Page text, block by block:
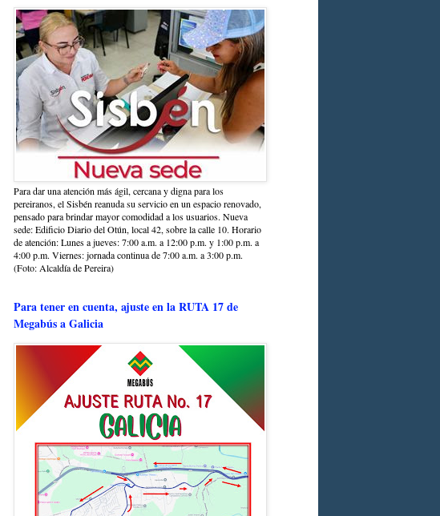
Para dar una atención más ágil, cercana y digna para los
pereiranos, el Sisbén reanuda su servicio en un espacio renovado,
pensado para brindar mayor comodidad a los usuarios. Nueva
sede: Edificio Diario del Otún, local 42, sobre la calle 10. Horario
de atención: Lunes a jueves: 7:00 a.m. a 12:00 p.m. y 1:00 p.m. a
4:00 p.m. Viernes: jornada continua de 7:00 a.m. a 3:00 p.m.
(Foto: Alcaldía de Pereira)
Para tener en cuenta, ajuste en la RUTA 17 de
Megabús a Galicia